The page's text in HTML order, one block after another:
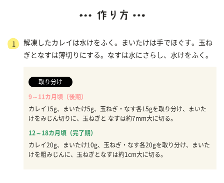
1
解凍したカレイは水けをふく。まいたけは手でほぐす。玉ね
ぎとなすは薄切りにする。なすは水にさらし、水けをふく。
取り分け
9～11カ月頃（後期）
カレイ15g、まいたけ5g、玉ねぎ・なす各15gを取り分け、まいた
けをみじん切りに、玉ねぎと なすは約7mm大に切る。
12～18カ月頃（完了期）
カレイ20g、まいたけ10g、玉ねぎ・なす各20gを取り分け、まいた
けを粗みじんに、玉ねぎとなすは約1cm大に切る。